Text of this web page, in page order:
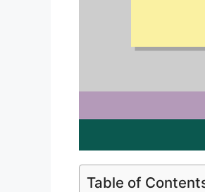
Table of